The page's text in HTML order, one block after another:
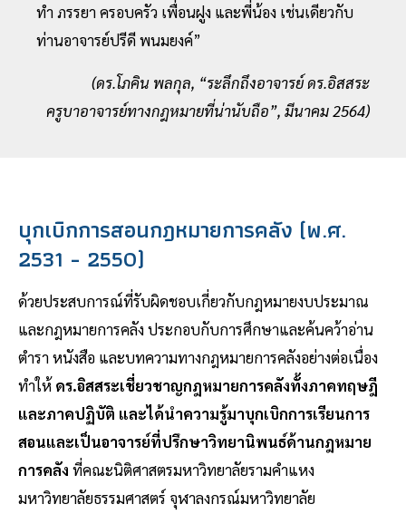
ทำ ภรรยา ครอบครัว เพื่อนฝูง และพี่น้อง เช่นเดียวกับ
ท่านอาจารย์ปรีดี พนมยงค์”
(ดร.โภคิน พลกุล, “ระลึกถึงอาจารย์ ดร.อิสสระ
ครูบาอาจารย์ทางกฎหมายที่น่านับถือ”, มีนาคม 2564)
บุกเบิกการสอนกฎหมายการคลัง (พ.ศ.
2531 - 2550)
ด้วยประสบการณ์ที่รับผิดชอบเกี่ยวกับกฎหมายงบประมาณ
และกฎหมายการคลัง ประกอบกับการศึกษาและค้นคว้าอ่าน
ตำรา หนังสือ และบทความทางกฎหมายการคลังอย่างต่อเนื่อง
ทำให้ดร.อิสสระเชี่ยวชาญกฎหมายการคลังทั้งภาคทฤษฎี
และภาคปฏิบัติ และได้นำความรู้มาบุกเบิกการเรียนการ
สอนและเป็นอาจารย์ที่ปรึกษาวิทยานิพนธ์ด้านกฎหมาย
การคลัง ที่คณะนิติศาสตรมหาวิทยาลัยรามคำแหง
มหาวิทยาลัยธรรมศาสตร์ จุฬาลงกรณ์มหาวิทยาลัย